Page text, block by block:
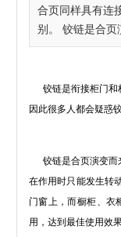
合页同样具有连
别。 铰链是合页
铰链是衔接柜门和
因此很多人都会疑惑
铰链是合页演变而
在作用时只能发生转
门窗上，而橱柜、衣
用，达到最佳使用效果